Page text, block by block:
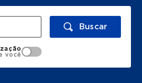
Buscar
você